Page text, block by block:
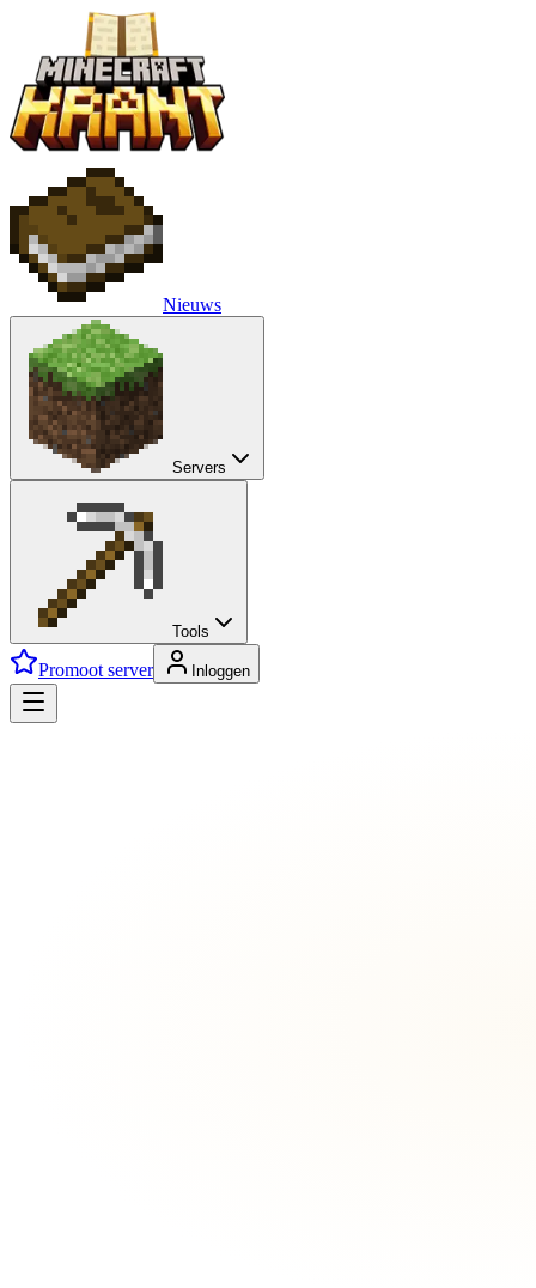
Nieuws
Servers
Tools
Promoot server Inloggen